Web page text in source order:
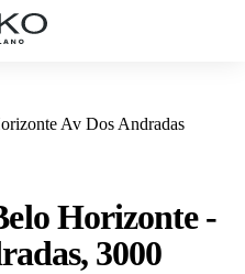
Av Dos Andradas
Horizonte -
3000